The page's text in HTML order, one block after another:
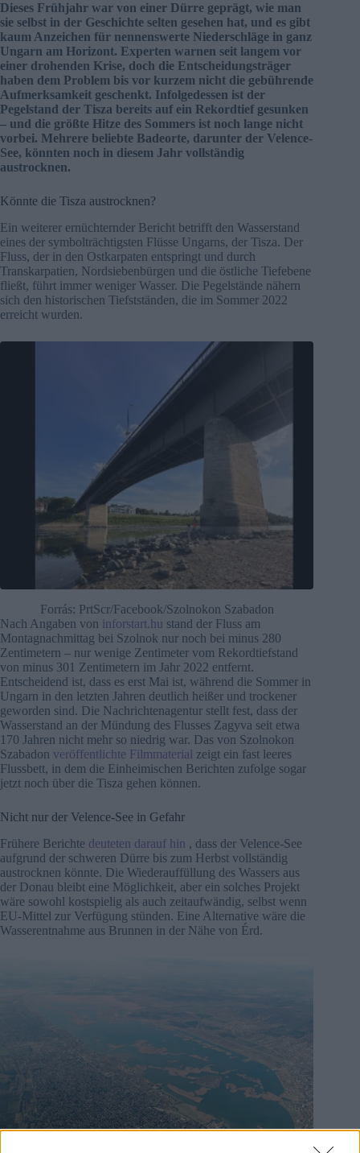
Dieses Frühjahr war von einer Dürre geprägt, wie man
sie selbst in der Geschichte selten gesehen hat, und es gibt
kaum Anzeichen für nennenswerte Niederschläge in ganz
Ungarn am Horizont. Experten warnen seit langem vor
einer drohenden Krise, doch die Entscheidungsträger
haben dem Problem bis vor kurzem nicht die gebührende
Aufmerksamkeit geschenkt. Infolgedessen ist der
Pegelstand der Tisza bereits auf ein Rekordtief gesunken
– und die größte Hitze des Sommers ist noch lange nicht
vorbei. Mehrere beliebte Badeorte, darunter der Velence-
See, könnten noch in diesem Jahr vollständig
austrocknen.
Könnte die Tisza austrocknen?
Ein weiterer ernüchternder Bericht betrifft den Wasserstand
eines der symbolträchtigsten Flüsse Ungarns, der Tisza. Der
Fluss, der in den Ostkarpaten entspringt und durch
Transkarpatien, Nordsiebenbürgen und die östliche Tiefebene
fließt, führt immer weniger Wasser. Die Pegelstände nähern
sich den historischen Tiefstständen, die im Sommer 2022
erreicht wurden.
Forrás: PrtScr/Facebook/Szolnokon Szabadon
Nach Angaben von inforstart.hu stand der Fluss am
Montagnachmittag bei Szolnok nur noch bei minus 280
Zentimetern – nur wenige Zentimeter vom Rekordtiefstand
von minus 301 Zentimetern im Jahr 2022 entfernt.
Entscheidend ist, dass es erst Mai ist, während die Sommer in
Ungarn in den letzten Jahren deutlich heißer und trockener
geworden sind. Die Nachrichtenagentur stellt fest, dass der
Wasserstand an der Mündung des Flusses Zagyva seit etwa
170 Jahren nicht mehr so niedrig war. Das von Szolnokon
Szabadon veröffentlichte Filmmaterial zeigt ein fast leeres
Flussbett, in dem die Einheimischen Berichten zufolge sogar
jetzt noch über die Tisza gehen können.
Nicht nur der Velence-See in Gefahr
Frühere Berichte deuteten darauf hin , dass der Velence-See
aufgrund der schweren Dürre bis zum Herbst vollständig
austrocknen könnte. Die Wiederauffüllung des Wassers aus
der Donau bleibt eine Möglichkeit, aber ein solches Projekt
wäre sowohl kostspielig als auch zeitaufwändig, selbst wenn
EU-Mittel zur Verfügung stünden. Eine Alternative wäre die
Wasserentnahme aus Brunnen in der Nähe von Érd.